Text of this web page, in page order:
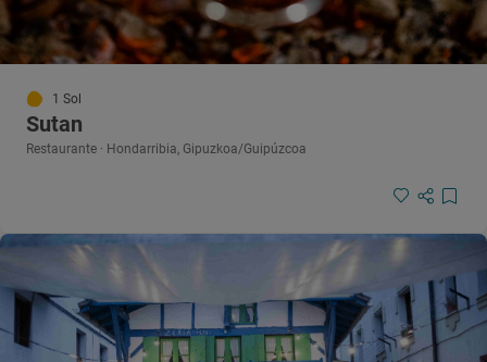
1 Sol
Sutan
Restaurante · Hondarribia, Gipuzkoa/Guipúzcoa